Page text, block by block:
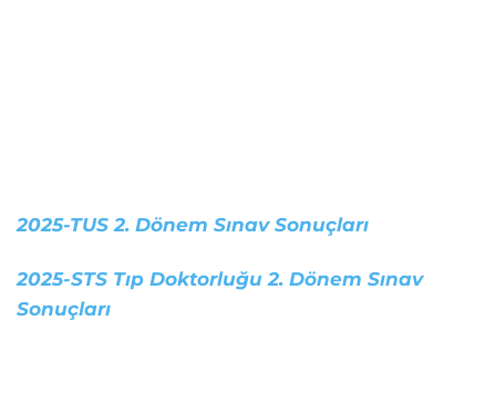
2025-TUS 2. Dönem Sınav Sonuçları
2025-STS Tıp Doktorluğu 2. Dönem Sınav
Sonuçları